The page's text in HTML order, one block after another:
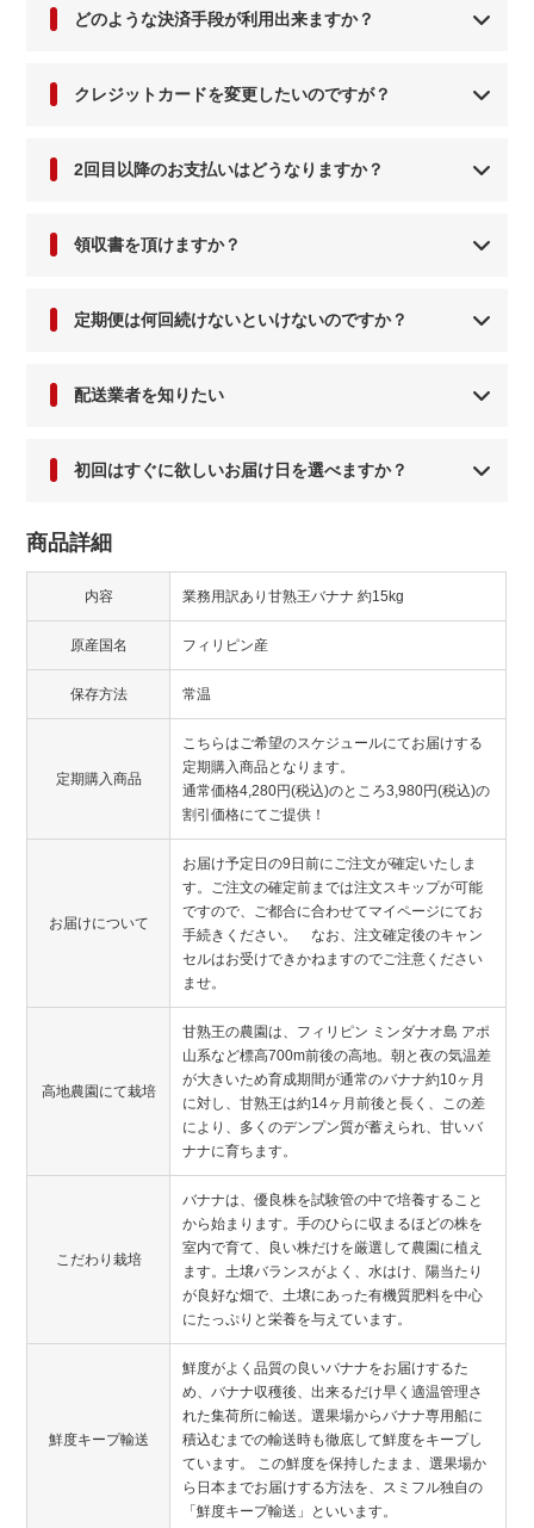
どのような決済手段が利用出来ますか？
クレジットカードを変更したいのですが？
2回目以降のお支払いはどうなりますか？
領収書を頂けますか？
定期便は何回続けないといけないのですか？
配送業者を知りたい
初回はすぐに欲しいお届け日を選べますか？
商品詳細
内容 業務用訳あり甘熟王バナナ 約15kg
原産国名 フィリピン産
保存方法 常温
定期購入商品
こちらはご希望のスケジュールにてお届けする
定期購入商品となります。
通常価格4,280円(税込)のところ3,980円(税込)の
割引価格にてご提供！
お届けについて
お届け予定日の9日前にご注文が確定いたしま
す。ご注文の確定前までは注文スキップが可能
ですので、ご都合に合わせてマイページにてお
手続きください。 なお、注文確定後のキャン
セルはお受けできかねますのでご注意ください
ませ。
高地農園にて栽培
甘熟王の農園は、フィリピン ミンダナオ島 アポ
山系など標高700m前後の高地。朝と夜の気温差
が大きいため育成期間が通常のバナナ約10ヶ月
に対し、甘熟王は約14ヶ月前後と長く、この差
により、多くのデンプン質が蓄えられ、甘いバ
ナナに育ちます。
こだわり栽培
バナナは、優良株を試験管の中で培養すること
から始まります。手のひらに収まるほどの株を
室内で育て、良い株だけを厳選して農園に植え
ます。土壌バランスがよく、水はけ、陽当たり
が良好な畑で、土壌にあった有機質肥料を中心
にたっぷりと栄養を与えています。
鮮度キープ輸送
鮮度がよく品質の良いバナナをお届けするた
め、バナナ収穫後、出来るだけ早く適温管理さ
れた集荷所に輸送。選果場からバナナ専用船に
積込むまでの輸送時も徹底して鮮度をキープし
ています。 この鮮度を保持したまま、選果場か
ら日本までお届けする方法を、スミフル独自の
「鮮度キープ輸送」といいます。